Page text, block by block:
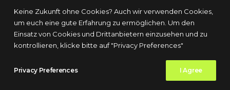
Keine Zukunft ohne Cookies? Auch wir verwenden Cookies,
um euch eine gute Erfahrung zu ermöglichen. Um den
Einsatz von Cookies und Drittanbietern einzusehen und zu
kontrollieren, klicke bitte auf "Privacy Preferences"
Privacy Preferences I Agree